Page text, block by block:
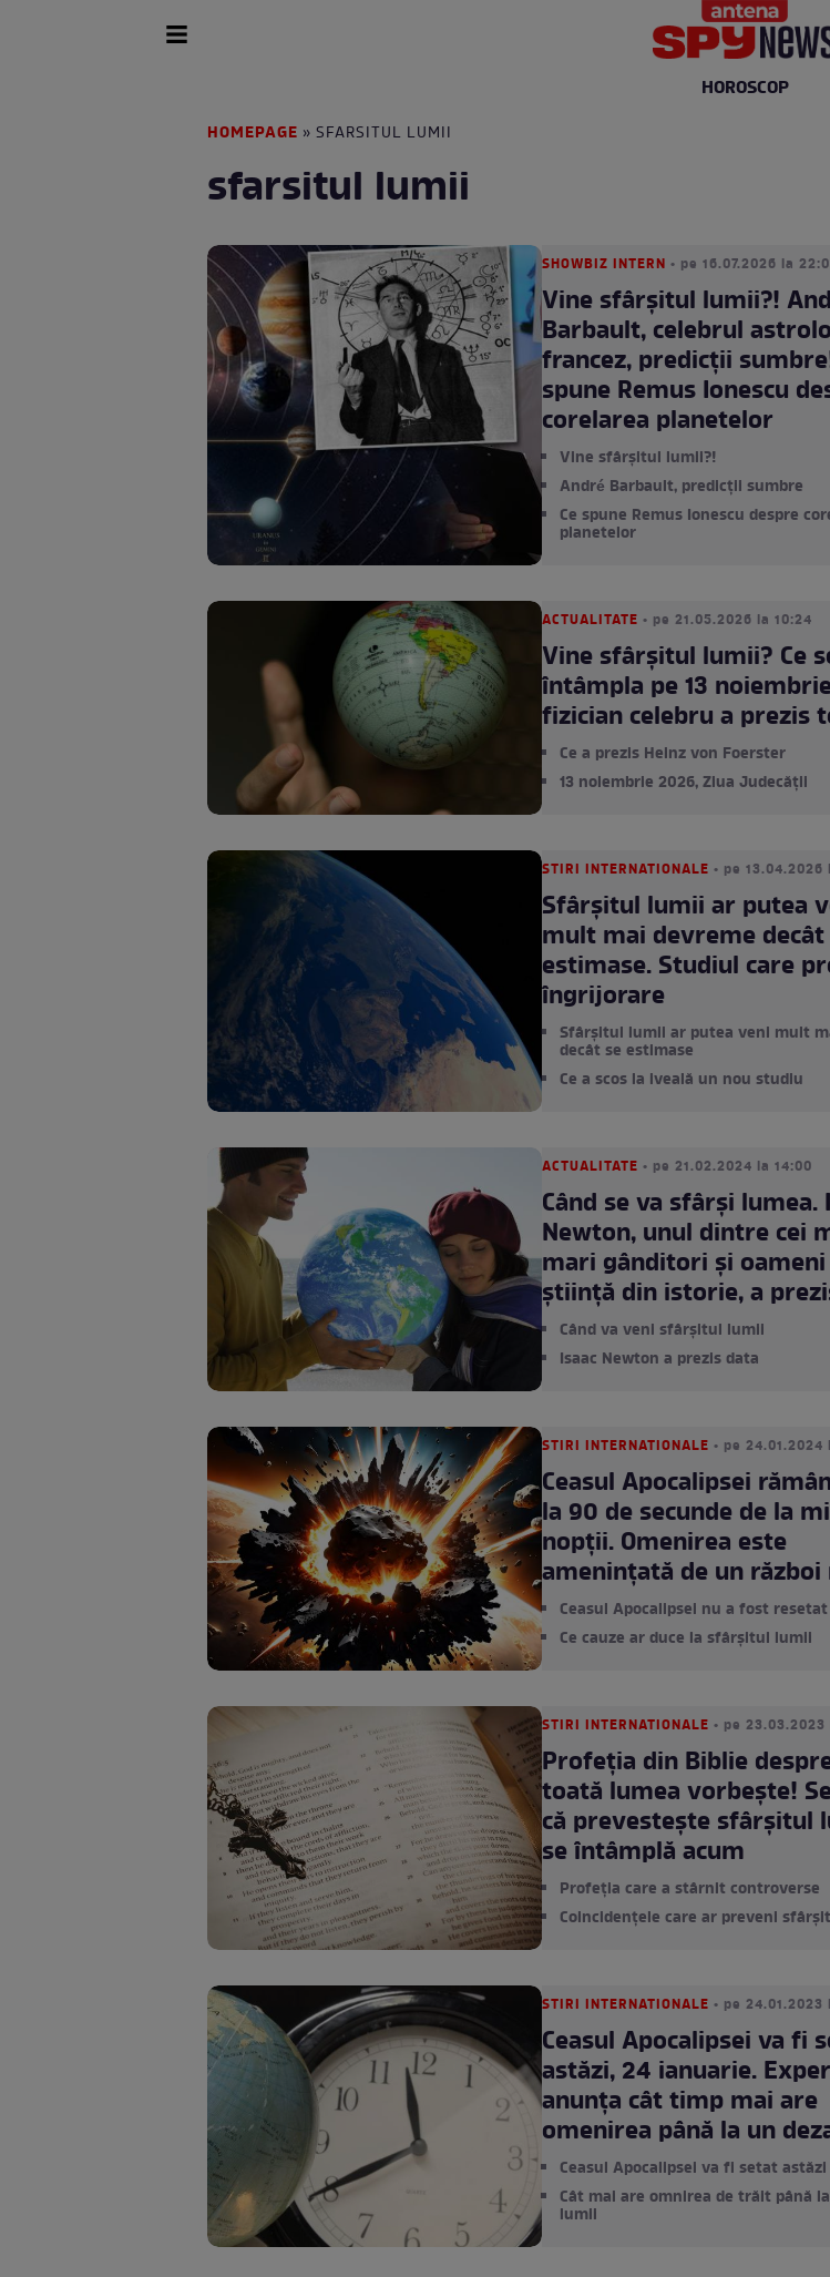
HOROSCOP
HOMEPAGE » SFARSITUL LUMII
sfarsitul lumii
SHOWBIZ INTERN • pe 16.07.2026 la
Vine sfârșitul lumii?!
Barbault, celebrul
francez, predicții
spune Remus Ionescu
corelarea planetelor
Vine sfârșitul lumii?!
André Barbault, predicții sumbre
Ce spune Remus Ionescu despre
planetelor
ACTUALITATE • pe 21.05.2026 la 10:24
Vine sfârșitul lumii? Ce
întâmpla pe 13
fizician celebru a prezis
Ce a prezis Heinz von Foerster
13 noiembrie 2026, Ziua Judecății
STIRI INTERNATIONALE • pe 13.04.2026
Sfârșitul lumii ar putea
mult mai devreme decât
estimase. Studiul care
îngrijorare
Sfârșitul lumii ar putea veni mult
decât se estimase
Ce a scos la iveală un nou studiu
ACTUALITATE • pe 21.02.2024 la 14:00
Când se va sfârși lumea.
Newton, unul dintre cei
mari gânditori și
știință din istorie, a
Când va veni sfârșitul lumii
Isaac Newton a prezis data
STIRI INTERNATIONALE • pe 24.01.2024
Ceasul Apocalipsei
la 90 de secunde de la
nopții. Omenirea este
amenințată de un război
Ceasul Apocalipsei nu a fost resetat
Ce cauze ar duce la sfârșitul lumii
STIRI INTERNATIONALE • pe 23.03.2023
Profeția din Biblie
toată lumea vorbește!
că prevestește sfârșitul
se întâmplă acum
Profeția care a stârnit controverse
Coincidențele care ar preveni
STIRI INTERNATIONALE • pe 24.01.2023
Ceasul Apocalipsei va fi
astăzi, 24 ianuarie.
anunța cât timp mai are
omenirea până la un
Ceasul Apocalipsei va fi setat astăzi
Cât mai are omnirea de trăit până
lumii